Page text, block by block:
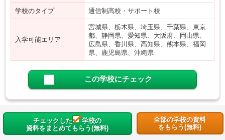
学校のタイプ 通信制高校・サポート校
入学可能エリア
宮城県、栃木県、埼玉県、千葉県、東京
都、静岡県、愛知県、大阪府、岡山県、
広島県、香川県、高知県、熊本県、福岡
県、鹿児島県、沖縄県
この学校にチェック
チェックした
学校の
資料をまとめてもらう(無料)
全部の学校の資料
をもらう(無料)